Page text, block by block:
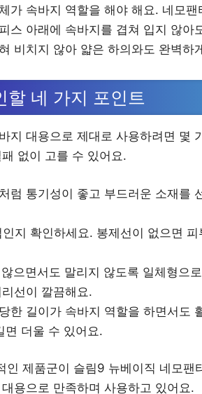
가 속바지 역할을 해야 해요. 네모팬
스 아래에 속바지를 겹쳐 입지 않아
비치지 않아 얇은 하의와도 완벽하
할 네 가지 포인트
지 대용으로 제대로 사용하려면 몇
없이 고를 수 있어요.
럼 통기성이 좋고 부드러운 소재를
지 확인하세요. 봉제선이 없으면
으면서도 말리지 않도록 일체형으
선이 깔끔해요.
한 길이가 속바지 역할을 하면서도
면 더울 수 있어요.
인 제품군이 슬림9 뉴베이직 네모팬
용으로 만족하며 사용하고 있어요.